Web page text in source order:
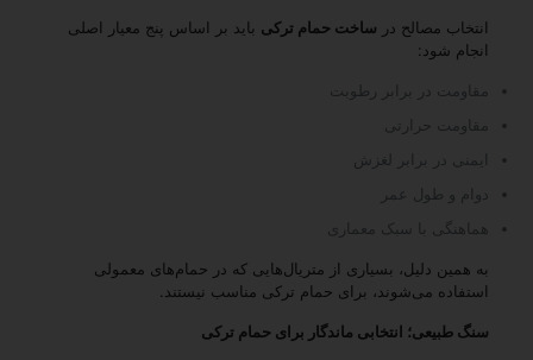
انتخاب مصالح در ساخت حمام ترکی باید بر اساس پنج معیار اصلی
انجام شود:
مقاومت در برابر رطوبت
مقاومت حرارتی
ایمنی در برابر لغزش
دوام و طول عمر
هماهنگی با سبک معماری
به همین دلیل، بسیاری از متریال‌هایی که در حمام‌های معمولی
استفاده می‌شوند، برای حمام ترکی مناسب نیستند.
سنگ طبیعی؛ انتخابی ماندگار برای حمام ترکی